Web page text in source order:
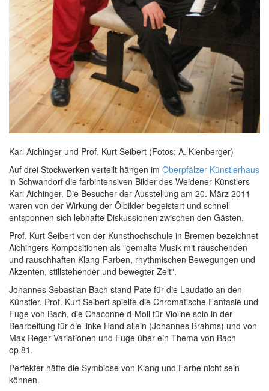
Karl Aichinger und Prof. Kurt Seibert (Fotos: A. Kienberger)
Auf drei Stockwerken verteilt hängen im Oberpfälzer Künstlerhaus
in Schwandorf die farbintensiven Bilder des Weidener Künstlers
Karl Aichinger. Die Besucher der Ausstellung am 20. März 2011
waren von der Wirkung der Ölbilder begeistert und schnell
entsponnen sich lebhafte Diskussionen zwischen den Gästen.
Prof. Kurt Seibert von der Kunsthochschule in Bremen bezeichnet
Aichingers Kompositionen als "gemalte Musik mit rauschenden
und rauschhaften Klang-Farben, rhythmischen Bewegungen und
Akzenten, stillstehender und bewegter Zeit".
Johannes Sebastian Bach stand Pate für die Laudatio an den
Künstler. Prof. Kurt Seibert spielte die Chromatische Fantasie und
Fuge von Bach, die Chaconne d-Moll für Violine solo in der
Bearbeitung für die linke Hand allein (Johannes Brahms) und von
Max Reger Variationen und Fuge über ein Thema von Bach
op.81.
Perfekter hätte die Symbiose von Klang und Farbe nicht sein
können.